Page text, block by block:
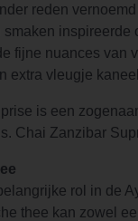
reden
smaken
fijne nuances van
extra vleugje
is een
Chai Zanzibar
rol in de
thee kan zowel